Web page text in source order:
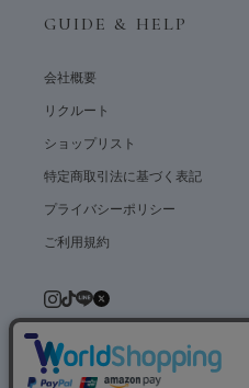
GUIDE & HELP
会社概要
リクルート
ショップリスト
特定商取引法に基づく表記
プライバシーポリシー
ご利用規約
© weardept co.,ltd. All rights reserved.